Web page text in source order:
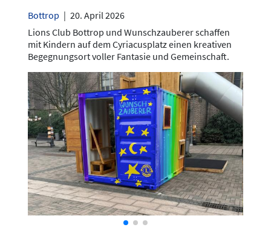
Bottrop | 20. April 2026
Lions Club Bottrop und Wunschzauberer schaffen
mit Kindern auf dem Cyriacusplatz einen kreativen
Begegnungsort voller Fantasie und Gemeinschaft.